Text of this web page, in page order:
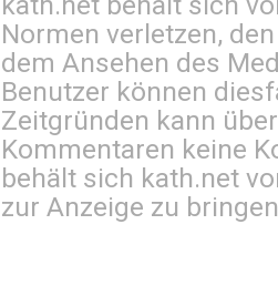
Normen verletzen,
dem Ansehen des
Benutzer können
Zeitgründen kann
Kommentaren keine
behält sich kath.net
zur Anzeige zu